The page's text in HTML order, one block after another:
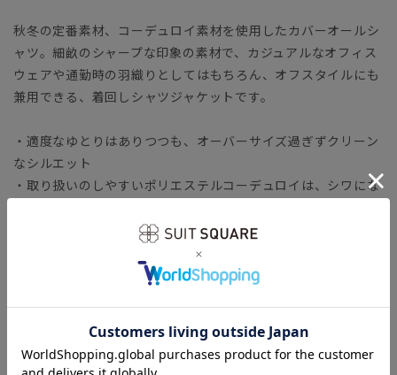
秋冬の定番素材、コーデュロイ素材を使用したカバーオールシ
ャツ。細畝のシャープな印象の素材で、カジュアルなオフィス
ウェアや通勤時の羽織りとしてはもちろん、オフスタイルにも
兼用できる、着回しシャツジャケットです。
・適度なゆとりはありつつも、オーバーサイズ過ぎずクリーン
なシルエット
・取り扱いのしやすいポリエステルコーデュロイは、シワにな
・インナーにはTシャツはもちろん、襟付きシャツやバンドカ
ラーシャツなど多彩なコーディネートが楽しめる
・共生地のパンツと一緒に着用すれば、セットアップとしても
トップス ビジネスカジュアル オフィスカジュアル